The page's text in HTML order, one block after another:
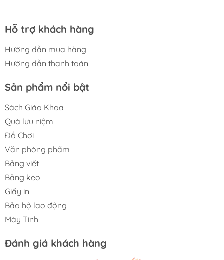
Hỗ trợ khách hàng
Hướng dẫn mua hàng
Hướng dẫn thanh toán
Sản phẩm nổi bật
Sách Giáo Khoa
Quà lưu niệm
Đồ Chơi
Văn phòng phẩm
Bảng viết
Băng keo
Giấy in
Bảo hộ lao động
Máy Tính
Đánh giá khách hàng